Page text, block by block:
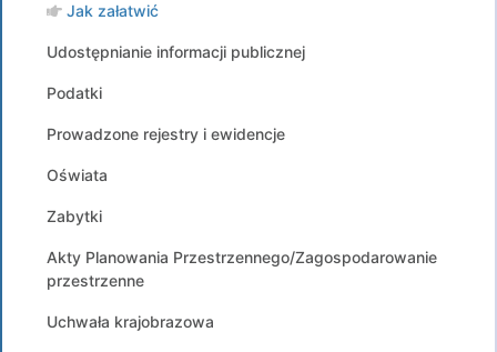
Jak załatwić
Udostępnianie informacji publicznej
Podatki
Prowadzone rejestry i ewidencje
Oświata
Zabytki
Akty Planowania Przestrzennego/Zagospodarowanie
przestrzenne
Uchwała krajobrazowa